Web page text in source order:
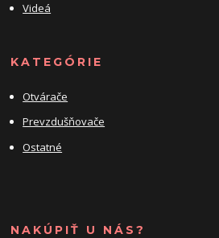
Videá
KATEGÓRIE
Otvárače
Prevzdušňovače
Ostatné
NAKÚPIŤ U NÁS?